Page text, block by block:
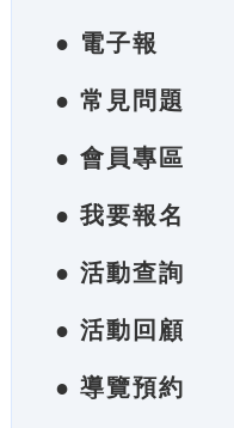
● 電子報
● 常見問題
● 會員專區
● 我要報名
● 活動查詢
● 活動回顧
● 導覽預約